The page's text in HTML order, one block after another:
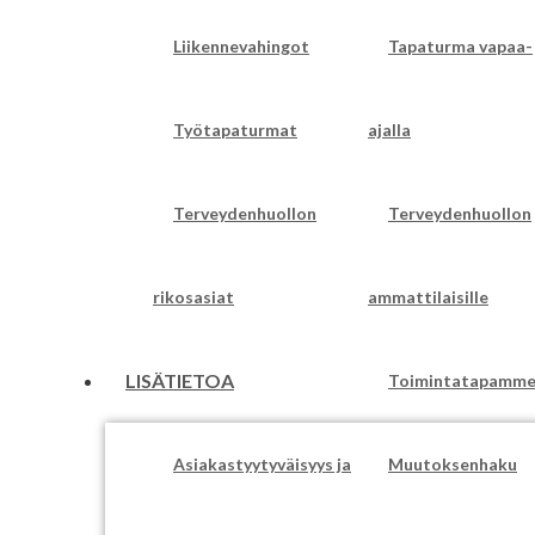
Liikennevahingot Tapaturma vapaa-
ajalla
Työtapaturmat
Terveydenhuollon
ammattilaisille
Terveydenhuollon
rikosasiat
Toimintatapamme
LISÄTIETOA
Asiakastyytyväisyys ja Muutoksenhaku